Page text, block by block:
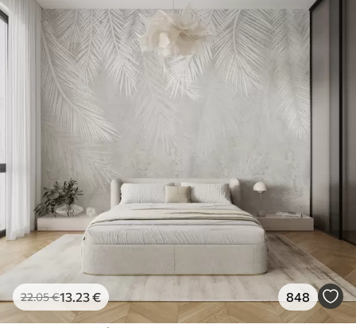
22.05€13 .23€ 848